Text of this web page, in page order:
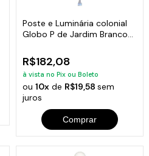
Poste e Luminária colonial
Globo P de Jardim Branco
R$182,08
à vista no Pix ou Boleto
ou 10xde R$19,58 sem
juros
Comprar